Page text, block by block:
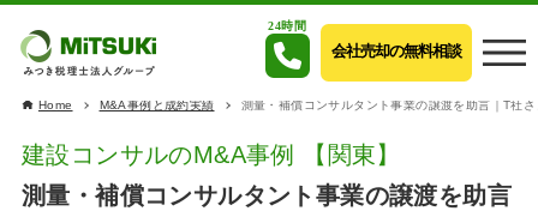
24時間
会社売却の無料相談
Home M&A事例と成約実績 測量・補償コンサルタント事業の譲渡を助言｜T社さ
建設コンサルのM&A事例 【関東】
測量・補償コンサルタント事業の譲渡を助言